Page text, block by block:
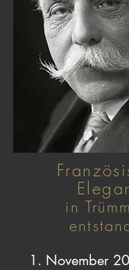
in
1. November